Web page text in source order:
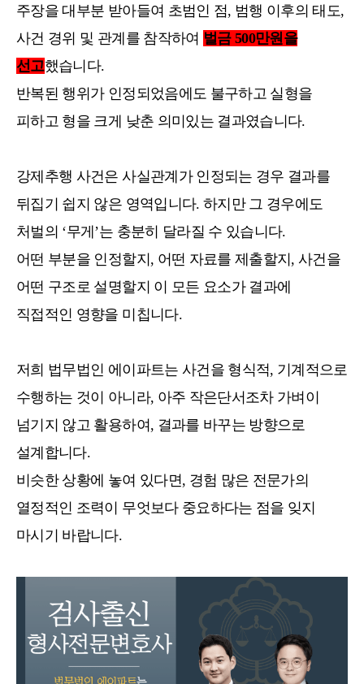
주장을 대부분 받아들여 초범인 점, 범행 이후의 태도,
사건 경위 및 관계를 참작하여 벌금 500만원을
선고했습니다.
반복된 행위가 인정되었음에도 불구하고 실형을
피하고 형을 크게 낮춘 의미있는 결과였습니다.
강제추행 사건은 사실관계가 인정되는 경우 결과를
뒤집기 쉽지 않은 영역입니다. 하지만 그 경우에도
처벌의 ‘무게’는 충분히 달라질 수 있습니다.
어떤 부분을 인정할지, 어떤 자료를 제출할지, 사건을
어떤 구조로 설명할지 이 모든 요소가 결과에
직접적인 영향을 미칩니다.
저희 법무법인 에이파트는 사건을 형식적, 기계적으로
수행하는 것이 아니라, 아주 작은단서조차 가벼이
넘기지 않고 활용하여, 결과를 바꾸는 방향으로
설계합니다.
비슷한 상황에 놓여 있다면, 경험 많은 전문가의
열정적인 조력이 무엇보다 중요하다는 점을 잊지
마시기 바랍니다.